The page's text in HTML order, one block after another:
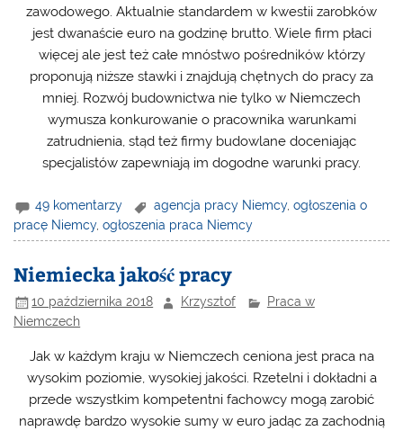
zawodowego. Aktualnie standardem w kwestii zarobków
jest dwanaście euro na godzinę brutto. Wiele firm płaci
więcej ale jest też całe mnóstwo pośredników którzy
proponują niższe stawki i znajdują chętnych do pracy za
mniej. Rozwój budownictwa nie tylko w Niemczech
wymusza konkurowanie o pracownika warunkami
zatrudnienia, stąd też firmy budowlane doceniając
specjalistów zapewniają im dogodne warunki pracy.
49 komentarzy agencja pracy Niemcy,ogłoszenia o
pracę Niemcy,ogłoszenia praca Niemcy
Niemiecka jakość pracy
10 października 2018 Krzysztof
Praca w
Niemczech
Jak w każdym kraju w Niemczech ceniona jest praca na
wysokim poziomie, wysokiej jakości. Rzetelni i dokładni a
przede wszystkim kompetentni fachowcy mogą zarobić
naprawdę bardzo wysokie sumy w euro jadąc za zachodnią